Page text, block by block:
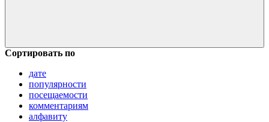
Сортировать по
дате
популярности
посещаемости
комментариям
алфавиту